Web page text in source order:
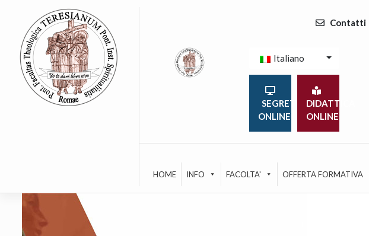
content
Contatti
Italiano
SEGRETERIA
ONLINE
DIDATTICA
ONLINE
HOME INFO FACOLTA' OFFERTA FORMATIVA